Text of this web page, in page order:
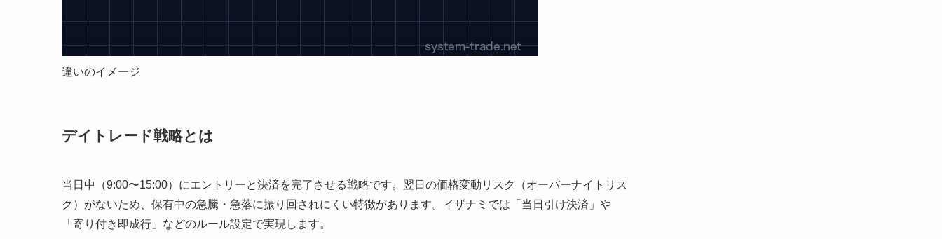
違いのイメージ
デイトレード戦略とは
当日中（9:00〜15:00）にエントリーと決済を完了させる戦略です。翌日の価格変動リスク（オーバーナイトリス
ク）がないため、保有中の急騰・急落に振り回されにくい特徴があります。イザナミでは「当日引け決済」や
「寄り付き即成行」などのルール設定で実現します。